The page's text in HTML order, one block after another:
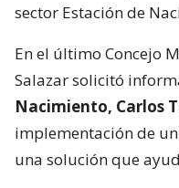
sector Estación de
En el último Concejo
Salazar solicitó
Nacimiento, Carlos
implementación de
una solución que